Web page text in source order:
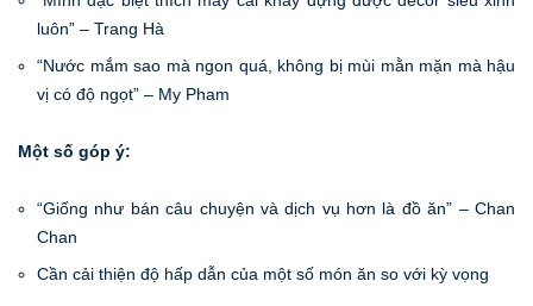
luôn” – Trang Hà
“Nước mắm sao mà ngon quá, không bị mùi mằn mặn mà hậu
vị có độ ngọt” – My Pham
Một số góp ý:
“Giống như bán câu chuyện và dịch vụ hơn là đồ ăn” – Chan
Chan
Cần cải thiện độ hấp dẫn của một số món ăn so với kỳ vọng